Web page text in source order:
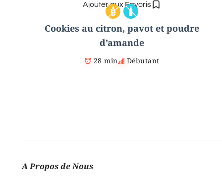
Ajouter aux Favoris
Cookies au citron, pavot et poudre
d’amande
28 min Débutant
A Propos de Nous